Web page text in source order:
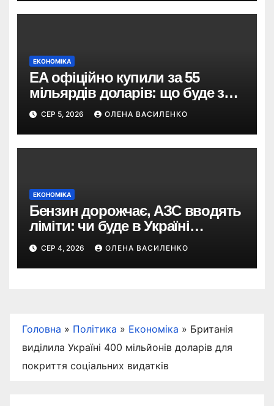
ЕКОНОМІКА
EA офіційно купили за 55
мільярдів доларів: що буде з
EA Sports FC, Battlefield і The
Sims
СЕР 5, 2026 ОЛЕНА ВАСИЛЕНКО
ЕКОНОМІКА
Бензин дорожчає, АЗС вводять
ліміти: чи буде в Україні
дефіцит пального
СЕР 4, 2026 ОЛЕНА ВАСИЛЕНКО
Головна » Політика » Економіка » Британія
виділила Україні 400 мільйонів доларів для
покриття соціальних видатків